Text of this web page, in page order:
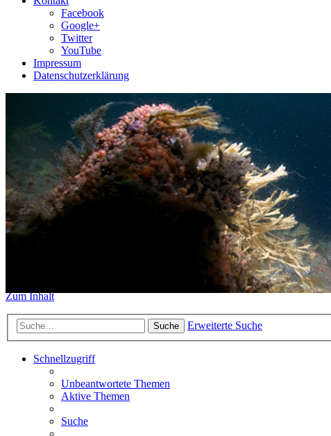
Facebook
Google+
Twitter
YouTube
Impressum
Datenschutzerklärung
Das Sidemount-Forum ist auf
https://www.sidemount-forum.com
Das alte Forum hier existiert nur
Sidemount-Forum
Zum Inhalt
Suche Erweiterte Suche
Schnellzugriff
Unbeantwortete Themen
Aktive Themen
Suche